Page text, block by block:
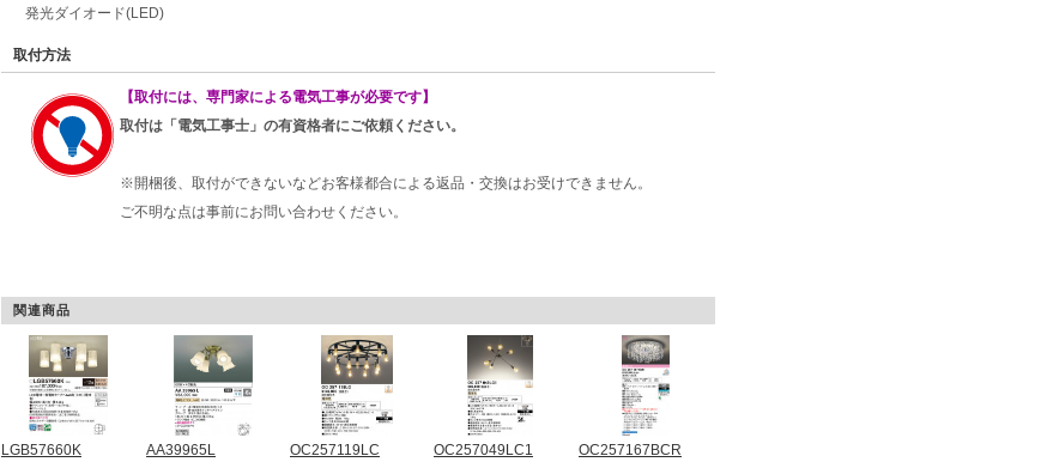
発光ダイオード(LED)
取付方法
【取付には、専門家による電気工事が必要です】
取付は「電気工事士」の有資格者にご依頼ください。
※開梱後、取付ができないなどお客様都合による返品・交換はお受けできません。
ご不明な点は事前にお問い合わせください。
関連商品
LGB57660K AA39965L OC257119LC OC257049LC1 OC257167BCR